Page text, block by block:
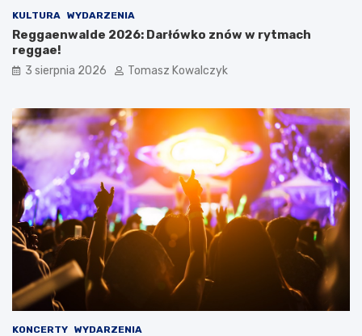
KULTURA WYDARZENIA
Reggaenwalde 2026: Darłówko znów w rytmach
reggae!
3 sierpnia 2026 Tomasz Kowalczyk
KONCERTY WYDARZENIA